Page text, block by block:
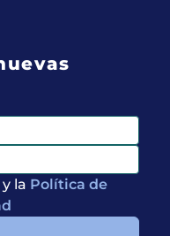
y la Política de